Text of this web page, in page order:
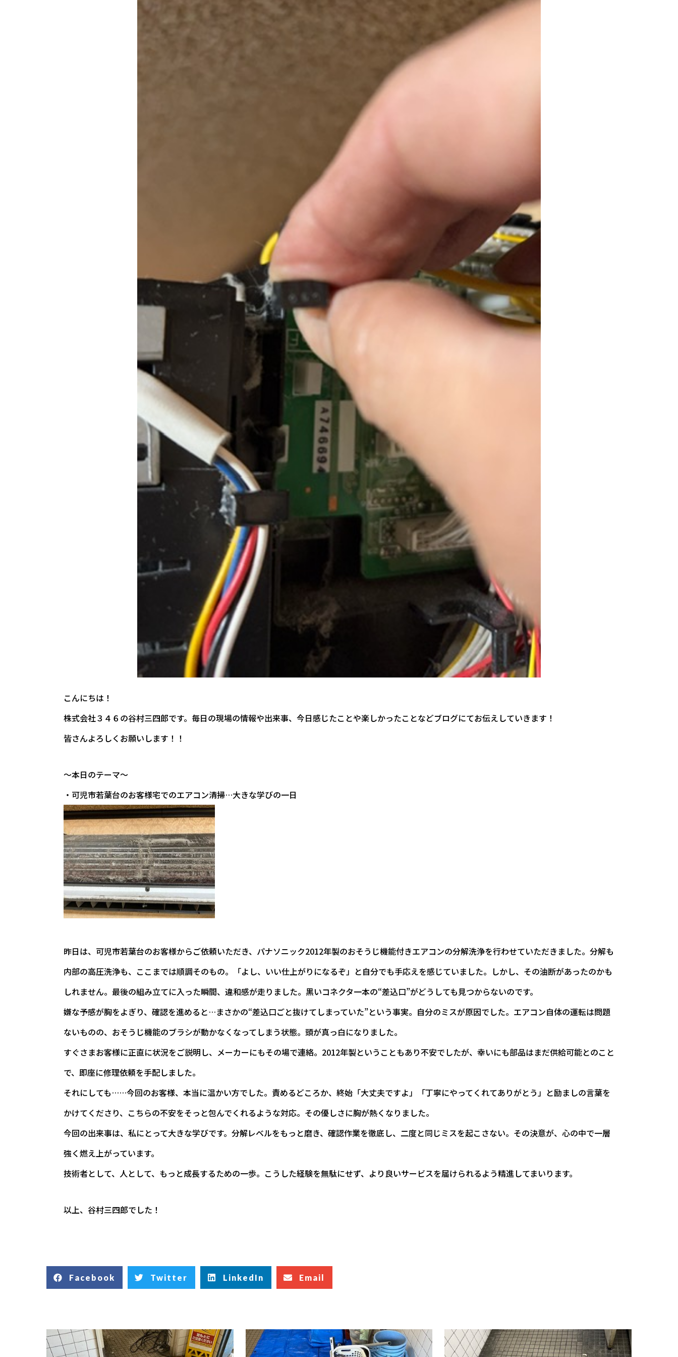
こんにちは！
株式会社３４６の谷村三四郎です。毎日の現場の情報や出来事、今日感じたことや楽しかったことなどブログにてお伝えしていきます！
皆さんよろしくお願いします！！
～本日のテーマ～
・可児市若葉台のお客様宅でのエアコン清掃…大きな学びの一日
昨日は、可児市若葉台のお客様からご依頼いただき、パナソニック2012年製のおそうじ機能付きエアコンの分解洗浄を行わせていただきました。分解も
内部の高圧洗浄も、ここまでは順調そのもの。「よし、いい仕上がりになるぞ」と自分でも手応えを感じていました。しかし、その油断があったのかも
しれません。最後の組み立てに入った瞬間、違和感が走りました。黒いコネクタ一本の“差込口”がどうしても見つからないのです。
嫌な予感が胸をよぎり、確認を進めると…まさかの“差込口ごと抜けてしまっていた”という事実。自分のミスが原因でした。エアコン自体の運転は問題
ないものの、おそうじ機能のブラシが動かなくなってしまう状態。頭が真っ白になりました。
すぐさまお客様に正直に状況をご説明し、メーカーにもその場で連絡。2012年製ということもあり不安でしたが、幸いにも部品はまだ供給可能とのこと
で、即座に修理依頼を手配しました。
それにしても……今回のお客様、本当に温かい方でした。責めるどころか、終始「大丈夫ですよ」「丁寧にやってくれてありがとう」と励ましの言葉を
かけてくださり、こちらの不安をそっと包んでくれるような対応。その優しさに胸が熱くなりました。
今回の出来事は、私にとって大きな学びです。分解レベルをもっと磨き、確認作業を徹底し、二度と同じミスを起こさない。その決意が、心の中で一層
強く燃え上がっています。
技術者として、人として、もっと成長するための一歩。こうした経験を無駄にせず、より良いサービスを届けられるよう精進してまいります。
以上、谷村三四郎でした！
Facebook Twitter LinkedIn Email